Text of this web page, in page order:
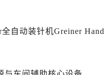
全自动装针机Greiner